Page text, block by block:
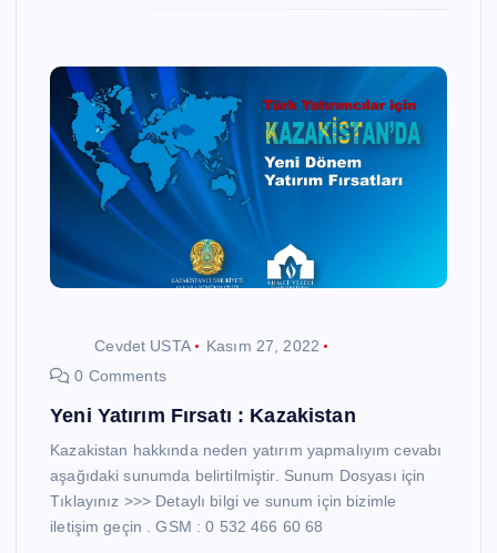
Cevdet USTA
Kasım 27, 2022
0 Comments
Yeni Yatırım Fırsatı : Kazakistan
Kazakistan hakkında neden yatırım yapmalıyım cevabı
aşağıdaki sunumda belirtilmiştir. Sunum Dosyası için
Tıklayınız >>> Detaylı bilgi ve sunum için bizimle
iletişim geçin . GSM : 0 532 466 60 68